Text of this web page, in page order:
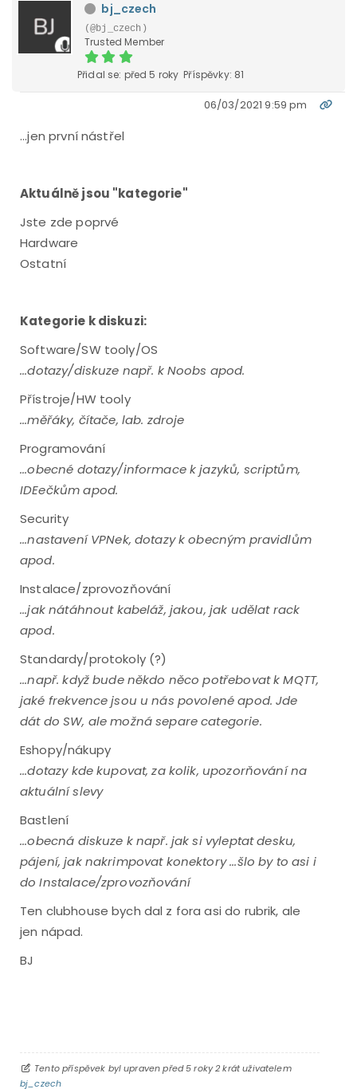
bj_czech
(@bj_czech)
Trusted Member
Přidal se: před 5 roky Příspěvky: 81
06/03/2021 9:59 pm
...jen první nástřel
Aktuálně jsou "kategorie"
Jste zde poprvé
Hardware
Ostatní
Kategorie k diskuzi:
Software/SW tooly/OS
...dotazy/diskuze např. k Noobs apod.
Přístroje/HW tooly
...měřáky, čítače, lab. zdroje
Programování
...obecné dotazy/informace k jazyků, scriptům,
IDEečkům apod.
Security
...nastavení VPNek, dotazy k obecným pravidlům
apod.
Instalace/zprovozňování
...jak nátáhnout kabeláž, jakou, jak udělat rack
apod.
Standardy/protokoly (?)
...např. když bude někdo něco potřebovat k MQTT,
jaké frekvence jsou u nás povolené apod. Jde
dát do SW, ale možná separe categorie.
Eshopy/nákupy
...dotazy kde kupovat, za kolik, upozorňování na
aktuální slevy
Bastlení
...obecná diskuze k např. jak si vyleptat desku,
pájení, jak nakrimpovat konektory ...šlo by to asi i
do Instalace/zprovozňování
Ten clubhouse bych dal z fora asi do rubrik, ale
jen nápad.
BJ
Tento příspěvek byl upraven před 5 roky 2 krát uživatelem
bj_czech